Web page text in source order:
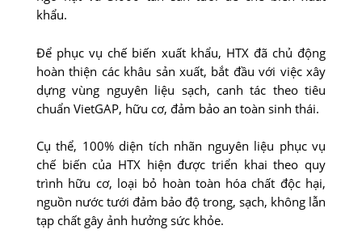
khẩu.
Để phục vụ chế biến xuất khẩu, HTX đã chủ động
hoàn thiện các khâu sản xuất, bắt đầu với việc xây
dựng vùng nguyên liệu sạch, canh tác theo tiêu
chuẩn VietGAP, hữu cơ, đảm bảo an toàn sinh thái.
Cụ thể, 100% diện tích nhãn nguyên liệu phục vụ
chế biến của HTX hiện được triển khai theo quy
trình hữu cơ, loại bỏ hoàn toàn hóa chất độc hại,
nguồn nước tưới đảm bảo độ trong, sạch, không lẫn
tạp chất gây ảnh hưởng sức khỏe.